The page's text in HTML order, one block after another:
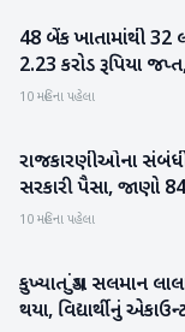
રાષ્ટ્રીય
48 બેંક ખાતામાંથી 32
2.23 કરોડ રૂપિયા
10 મહિના પહેલા
રાષ્ટ્રીય
રાજકારણીઓના
સરકારી પૈસા, જાણો
10 મહિના પહેલા
રાષ્ટ્રીય
કુખ્યાત ગુંડા સલમાન
થયા, વિદ્યાર્થીનું